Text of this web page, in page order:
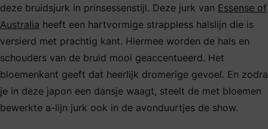
deze bruidsjurk in prinsessenstijl. Deze jurk van Essense of
Australia heeft een hartvormige strappless halslijn die is
versierd met prachtig kant. Hiermee worden de hals en
schouders van de bruid mooi geaccentueerd. Het
bloemenkant geeft dat heerlijk dromerige gevoel. En zodra
je in deze japon een dansje waagt, steelt de met bloemen
bewerkte a-lijn jurk ook in de avonduurtjes de show.